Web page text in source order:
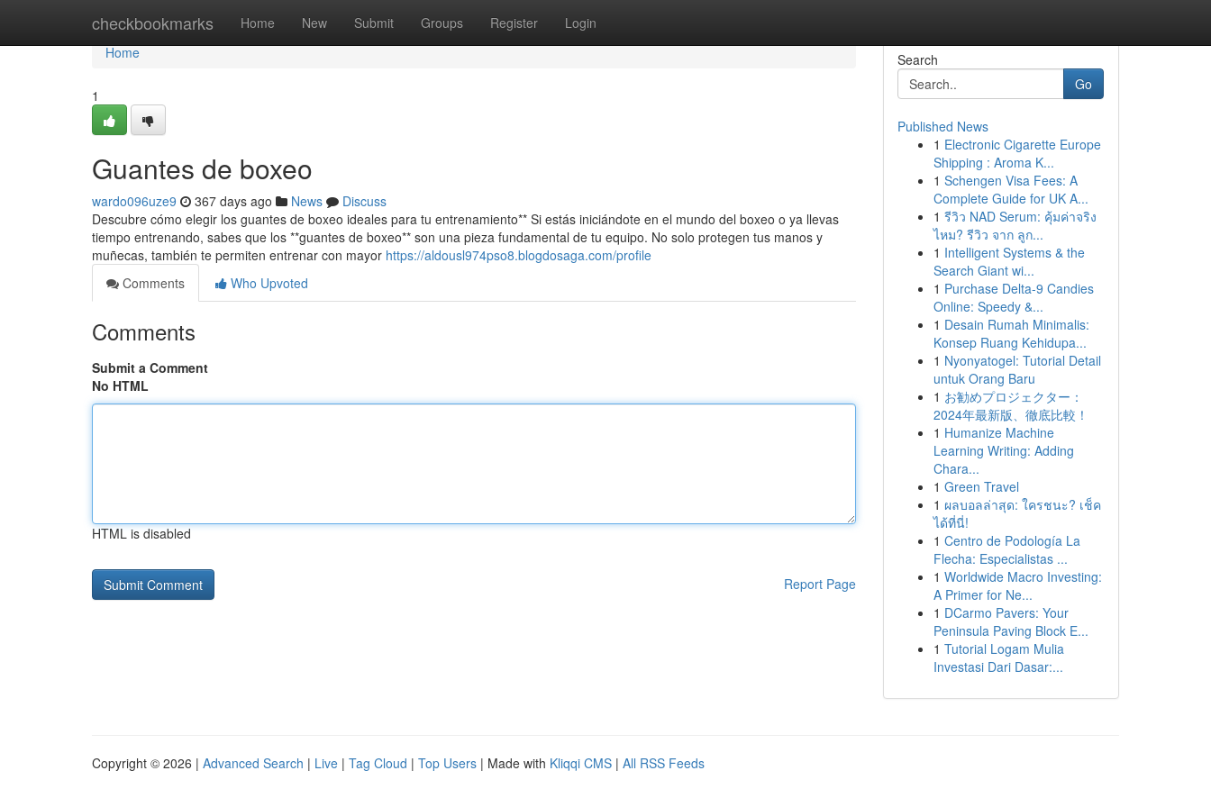
checkbookmarks Home New Submit Groups Register Login
Home
Home
1
Guantes de boxeo
wardo096uze9 367 days ago News
Discuss
Descubre cómo elegir los guantes de boxeo ideales para tu entrenamiento** Si estás iniciándote en el mundo del boxeo o ya llevas
tiempo entrenando, sabes que los **guantes de boxeo** son una pieza fundamental de tu equipo. No solo protegen tus manos y
muñecas, también te permiten entrenar con mayor https://aldousl974pso8.blogdosaga.com/profile
Comments
Who Upvoted
Comments
Submit a Comment
No HTML
HTML is disabled
Report Page
Search
Go
Published News
1 Electronic Cigarette Europe
Shipping : Aroma K...
1 Schengen Visa Fees: A
Complete Guide for UK A...
1 รีวิว NAD Serum: คุ้มค่าจริง
ไหม? รีวิว จาก ลูก...
1 Intelligent Systems & the
Search Giant wi...
1 Purchase Delta-9 Candies
Online: Speedy &...
1 Desain Rumah Minimalis:
Konsep Ruang Kehidupa...
1 Nyonyatogel: Tutorial Detail
untuk Orang Baru
1 お勧めプロジェクター：
2024年最新版、徹底比較！
1 Humanize Machine
Learning Writing: Adding
Chara...
1 Green Travel
1 ผลบอลล่าสุด: ใครชนะ? เช็ค
ได้ที่นี่!
1 Centro de Podología La
Flecha: Especialistas ...
1 Worldwide Macro Investing:
A Primer for Ne...
1 DCarmo Pavers: Your
Peninsula Paving Block E...
1 Tutorial Logam Mulia
Investasi Dari Dasar:...
Copyright © 2026 | Advanced Search | Live | Tag Cloud | Top Users | Made with Kliqqi CMS | All RSS Feeds